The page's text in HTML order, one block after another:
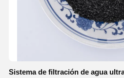
Sistema de filtración de agua